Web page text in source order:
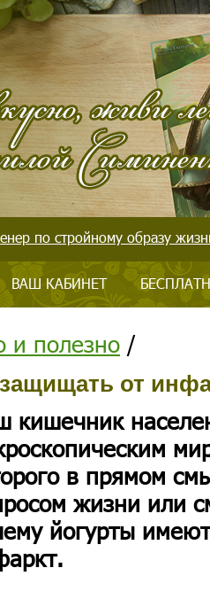
по стройному образу
ВАШ КАБИНЕТ
и полезно /
от
кишечник
в прямом
жизни или
йогурты